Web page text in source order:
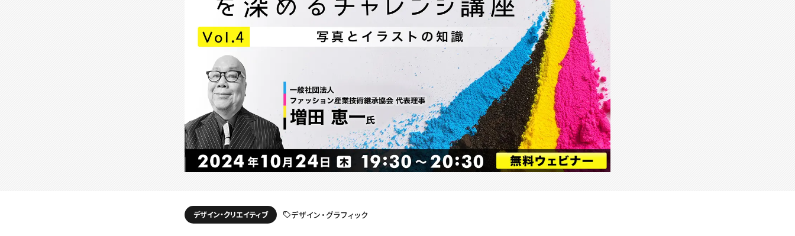
デザイン・クリエイティブ デザイン・グラフィック